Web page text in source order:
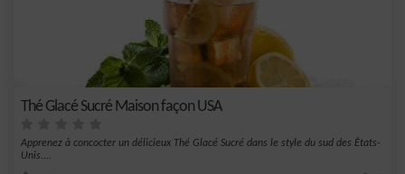
Thé Glacé Sucré Maison façon USA
Apprenez à concocter un délicieux Thé Glacé Sucré dans le style du sud des États-
Unis....